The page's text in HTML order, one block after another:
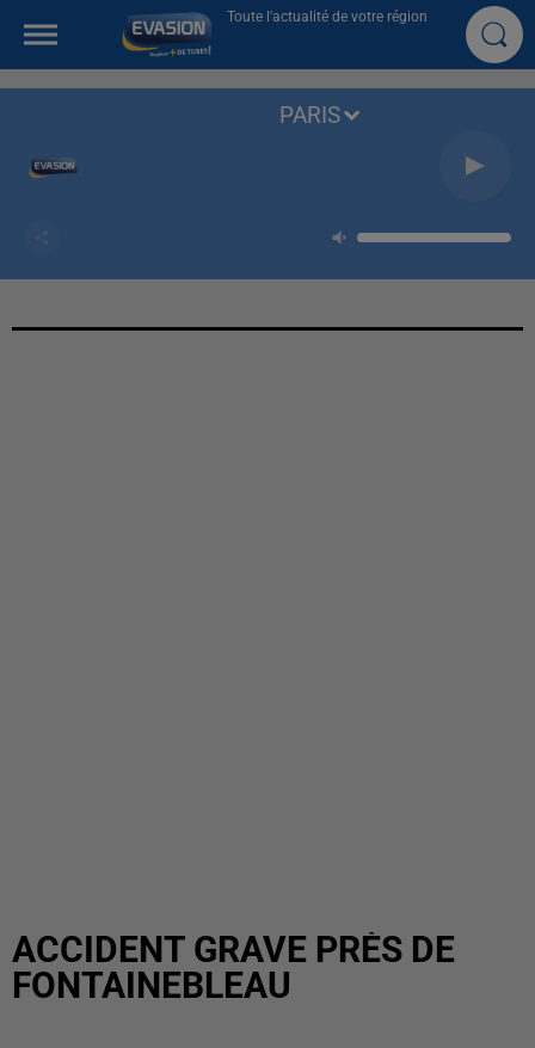
Toute l'actualité de votre région
PARIS
ACCIDENT GRAVE PRÈS DE
FONTAINEBLEAU